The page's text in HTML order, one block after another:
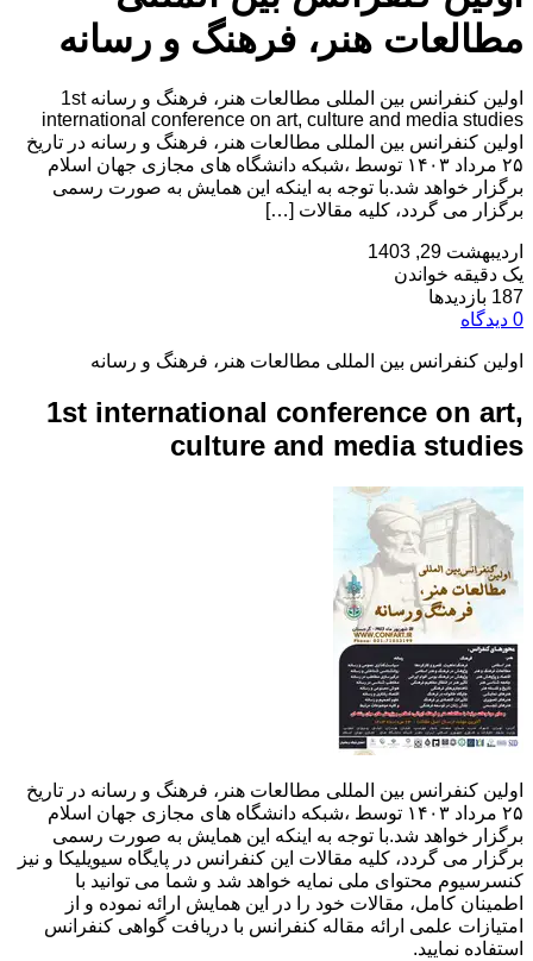
مطالعات هنر، فرهنگ و رسانه
اولین کنفرانس بین المللی مطالعات هنر، فرهنگ و رسانه 1st
international conference on art, culture and media studies
اولین کنفرانس بین المللی مطالعات هنر، فرهنگ و رسانه در تاریخ
۲۵ مرداد ۱۴۰۳ توسط ،شبکه دانشگاه های مجازی جهان اسلام
برگزار خواهد شد.با توجه به اینکه این همایش به صورت رسمی
برگزار می گردد، کلیه مقالات […]
اردیبهشت 29, 1403
یک دقیقه خواندن
187 بازدیدها
0 دیدگاه
اولین کنفرانس بین المللی مطالعات هنر، فرهنگ و رسانه
1st international conference on art,
culture and media studies
اولین کنفرانس بین المللی مطالعات هنر، فرهنگ و رسانه در تاریخ
۲۵ مرداد ۱۴۰۳ توسط ،شبکه دانشگاه های مجازی جهان اسلام
برگزار خواهد شد.با توجه به اینکه این همایش به صورت رسمی
برگزار می گردد، کلیه مقالات این کنفرانس در پایگاه سیویلیکا و نیز
کنسرسیوم محتوای ملی نمایه خواهد شد و شما می توانید با
اطمینان کامل، مقالات خود را در این همایش ارائه نموده و از
امتیازات علمی ارائه مقاله کنفرانس با دریافت گواهی کنفرانس
استفاده نمایید.